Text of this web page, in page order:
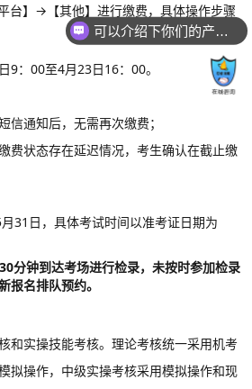
台】→【其他】进行缴费，具体操作步骤
9：00至4月23日16：00。
信通知后，无需再次缴费；
费状态存在延迟情况，考生确认在截止缴
31日，具体考试时间以准考证日期为
分钟到达考场进行检录，未按时参加检录
报名排队预约。
和实操技能考核。理论考核统一采用机考
拟操作，中级实操考核采用模拟操作和现